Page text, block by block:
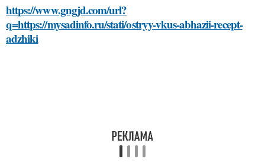
https://www.gngjd.com/url?
q=https://mysadinfo.ru/stati/ostryy-vkus-abhazii-recept-
adzhiki